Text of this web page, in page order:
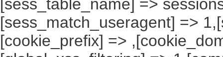
[sess_table_name] =>
[sess_match_useragent] =>
[cookie_prefix] =>